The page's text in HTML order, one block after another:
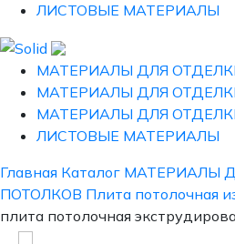
ЛИСТОВЫЕ МАТЕРИАЛЫ
МАТЕРИАЛЫ ДЛЯ
МАТЕРИАЛЫ ДЛЯ
МАТЕРИАЛЫ ДЛЯ
ЛИСТОВЫЕ МАТЕРИАЛЫ
Главная Каталог МАТЕРИАЛЫ
ПОТОЛКОВ Плита потолочная
плита потолочная